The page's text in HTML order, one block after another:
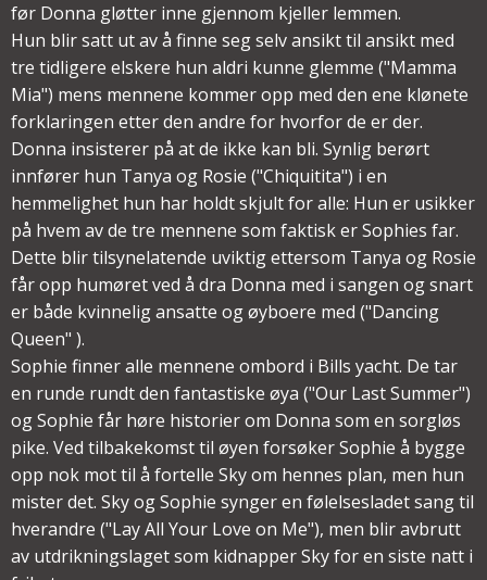
før Donna gløtter inne gjennom kjeller lemmen.
Hun blir satt ut av å finne seg selv ansikt til ansikt med
tre tidligere elskere hun aldri kunne glemme ("Mamma
Mia") mens mennene kommer opp med den ene klønete
forklaringen etter den andre for hvorfor de er der.
Donna insisterer på at de ikke kan bli. Synlig berørt
innfører hun Tanya og Rosie ("Chiquitita") i en
hemmelighet hun har holdt skjult for alle: Hun er usikker
på hvem av de tre mennene som faktisk er Sophies far.
Dette blir tilsynelatende uviktig ettersom Tanya og Rosie
får opp humøret ved å dra Donna med i sangen og snart
er både kvinnelig ansatte og øyboere med ("Dancing
Queen" ).
Sophie finner alle mennene ombord i Bills yacht. De tar
en runde rundt den fantastiske øya ("Our Last Summer")
og Sophie får høre historier om Donna som en sorgløs
pike. Ved tilbakekomst til øyen forsøker Sophie å bygge
opp nok mot til å fortelle Sky om hennes plan, men hun
mister det. Sky og Sophie synger en følelsesladet sang til
hverandre ("Lay All Your Love on Me"), men blir avbrutt
av utdrikningslaget som kidnapper Sky for en siste natt i